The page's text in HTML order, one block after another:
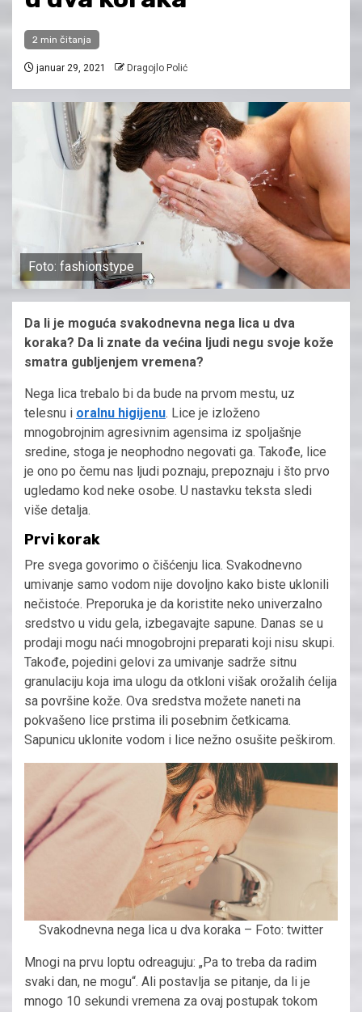
2 min čitanja
januar 29, 2021 Dragojlo Polić
Foto: fashionstype
Da li je moguća svakodnevna nega lica u dva
koraka? Da li znate da većina ljudi negu svoje kože
smatra gubljenjem vremena?
Nega lica trebalo bi da bude na prvom mestu, uz
telesnu i oralnu higijenu. Lice je izloženo
mnogobrojnim agresivnim agensima iz spoljašnje
sredine, stoga je neophodno negovati ga. Takođe, lice
je ono po čemu nas ljudi poznaju, prepoznaju i što prvo
ugledamo kod neke osobe. U nastavku teksta sledi
više detalja.
Prvi korak
Pre svega govorimo o čišćenju lica. Svakodnevno
umivanje samo vodom nije dovoljno kako biste uklonili
nečistoće. Preporuka je da koristite neko univerzalno
sredstvo u vidu gela, izbegavajte sapune. Danas se u
prodaji mogu naći mnogobrojni preparati koji nisu skupi.
Takođe, pojedini gelovi za umivanje sadrže sitnu
granulaciju koja ima ulogu da otkloni višak orožalih ćelija
sa površine kože. Ova sredstva možete naneti na
pokvašeno lice prstima ili posebnim četkicama.
Sapunicu uklonite vodom i lice nežno osušite peškirom.
Svakodnevna nega lica u dva koraka – Foto: twitter
Mnogi na prvu loptu odreaguju: „Pa to treba da radim
svaki dan, ne mogu“. Ali postavlja se pitanje, da li je
mnogo 10 sekundi vremena za ovaj postupak tokom